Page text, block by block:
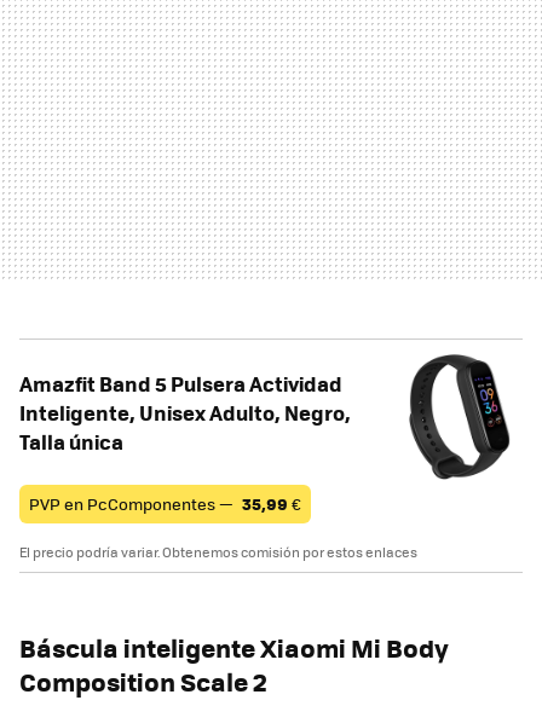
Amazfit Band 5 Pulsera Actividad
Inteligente, Unisex Adulto, Negro,
Talla única
PVP en PcComponentes — 35,99 €
El precio podría variar. Obtenemos comisión por estos enlaces
Báscula inteligente Xiaomi Mi Body
Composition Scale 2